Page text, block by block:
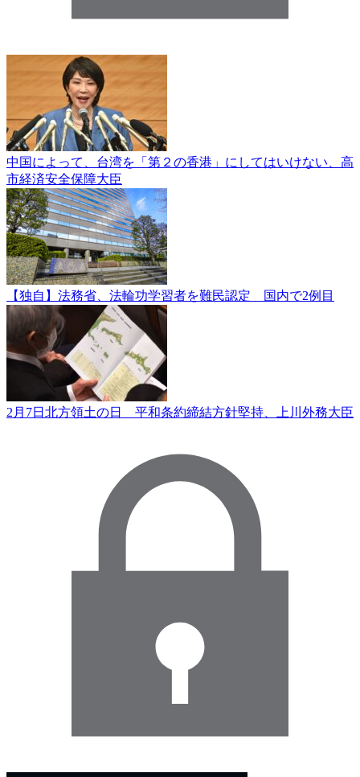
中国によって、台湾を「第２の香港」にしてはいけない、高
市経済安全保障大臣
【独自】法務省、法輪功学習者を難民認定 国内で2例目
2月7日北方領土の日 平和条約締結方針堅持、上川外務大臣